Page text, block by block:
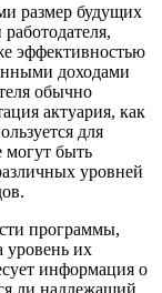
размер будущих
эффективностью
доходами
обычно
актуария, как
для
могут быть
уровней
программы,
уровень их
информация о
ли надлежащий